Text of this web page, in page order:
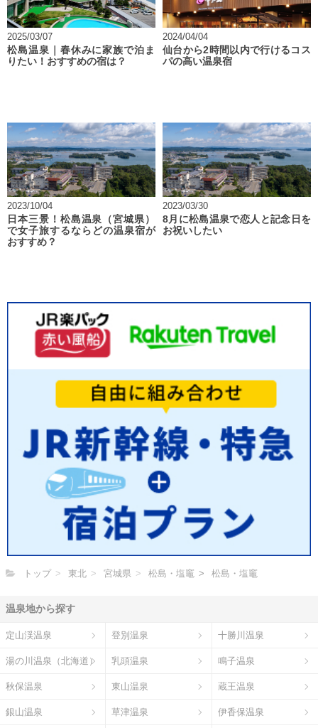
2025/03/07
松島温泉｜春休みに家族で泊ま
りたい！おすすめの宿は？
2024/04/04
仙台から2時間以内で行けるコス
パの高い温泉宿
2023/10/04
日本三景！松島温泉（宮城県）
で女子旅するならどの温泉宿が
おすすめ？
2023/03/30
8月に松島温泉で恋人と記念日を
お祝いしたい
トップ 東北 宮城県 松島・塩竈 松島・塩竈
温泉地から探す
定山渓温泉 登別温泉 十勝川温泉
湯の川温泉（北海道） 乳頭温泉 鳴子温泉
秋保温泉 東山温泉 蔵王温泉
銀山温泉 草津温泉 伊香保温泉